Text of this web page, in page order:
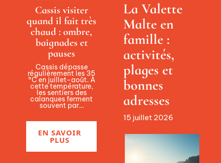
Cassis visiter
quand il fait très
chaud : ombre,
baignades et
pauses
Cassis dépasse
régulièrement les 35
°C en juillet-août. À
cette température,
les sentiers des
calanques ferment
souvent par…
EN SAVOIR
PLUS
La Valette
Malte en
famille :
activités,
plages et
bonnes
adresses
15 juillet 2026